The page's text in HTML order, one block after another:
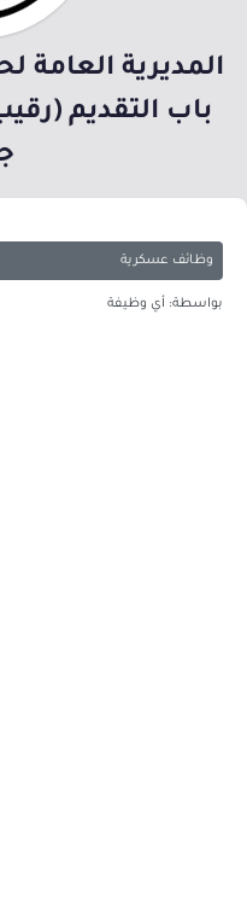
المديرية العامة
باب التقديم
وظائف عسكرية
بواسطة: أي وظيفة